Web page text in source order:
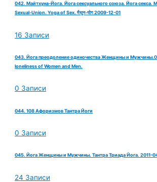
042. Майтхуна-Йога. Йога сексуального союза. Йога секса.
Sexual-Union. Yoga of Sex. मैथुन-योग 2009-12-01
16 Записи
043. Йога преодоление одиночества Женщины и
loneliness of Women and Men.
0 Записи
044. 108 Афоризмов Тантра Йоги
0 Записи
045. Йога Женщины и Мужчины. Тантра Триада Йога. 2011-
24 Записи